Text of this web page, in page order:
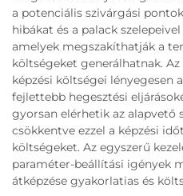
a potenciális szivárgási
hibákat és a palack
amelyek megszakíthatják a
költségeket generálhatnak.
képzési költségei lényegesen
fejlettebb hegesztési
gyorsan elérhetik az alapvető
csökkentve ezzel a képzési
költségeket. Az egyszerű
paraméter-beállítási igények
átképzése gyakorlatias és